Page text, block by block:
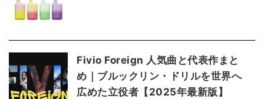
Fivio Foreign 人気曲と代表作まと
め｜ブルックリン・ドリルを世界へ
広めた立役者【2025年最新版】